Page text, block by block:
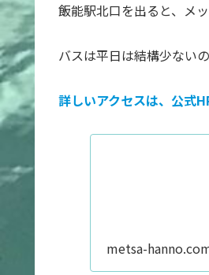
飯能駅北口を出ると、メ
バスは平日は結構少ない
詳しいアクセスは、公式
metsa-